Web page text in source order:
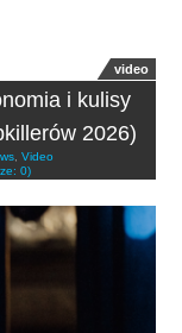
video
i kulisy
2026)
Video
0)